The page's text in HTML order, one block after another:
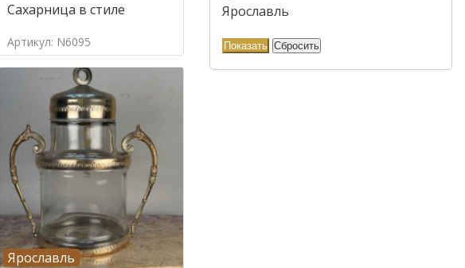
Ярославль
Сахарница в стиле
Артикул: N6095
Ярославль